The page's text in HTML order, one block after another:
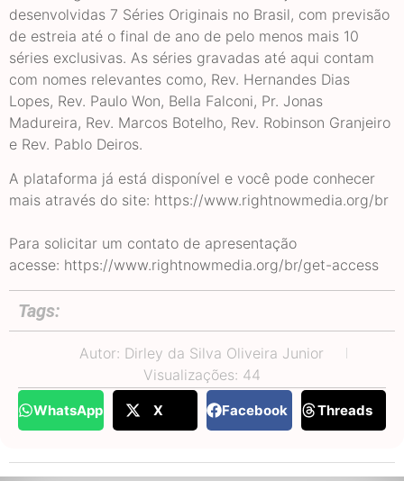
desenvolvidas 7 Séries Originais no Brasil, com previsão
de estreia até o final de ano de pelo menos mais 10
séries exclusivas. As séries gravadas até aqui contam
com nomes relevantes como, Rev. Hernandes Dias
Lopes, Rev. Paulo Won, Bella Falconi, Pr. Jonas
Madureira, Rev. Marcos Botelho, Rev. Robinson Granjeiro
e Rev. Pablo Deiros.
A plataforma já está disponível e você pode conhecer
mais através do site: https://www.rightnowmedia.org/br
Para solicitar um contato de apresentação
acesse: https://www.rightnowmedia.org/br/get-access
Tags:
Autor: Dirley da Silva Oliveira Junior
Visualizações: 44
WhatsApp X Facebook Threads